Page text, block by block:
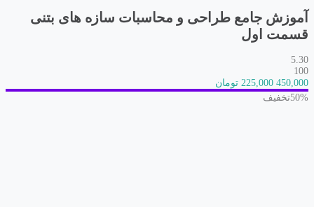
آموزش جامع طراحی و محاسبات سازه های بتنی
قسمت اول
5.30
100
450,000 225,000 تومان
50%تخفیف